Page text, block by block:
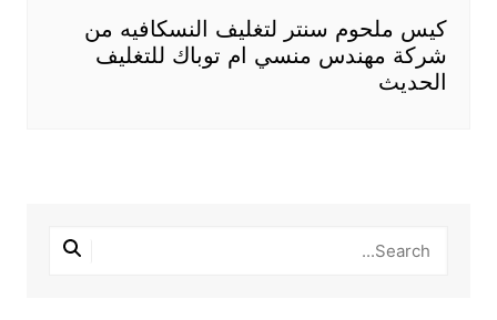
كيس ملحوم سنتر لتغليف النسكافيه من
شركة مهندس منسي ام توباك للتغليف
الحديث